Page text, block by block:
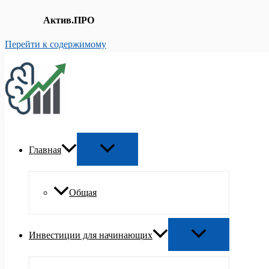
Актив.ПРО
Перейти к содержимому
Главная
Общая
Инвестиции для начинающих